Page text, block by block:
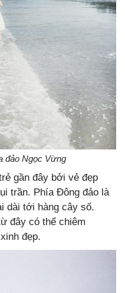
đảo Ngọc Vừng
gần đây bởi vẻ đẹp
trần. Phía Đông đảo là
dài tới hàng cây số.
đây có thể chiêm
đẹp.